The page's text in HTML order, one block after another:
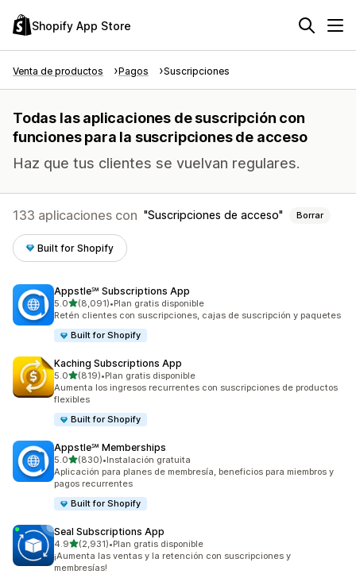
Shopify App Store
Venta de productos Pagos Suscripciones
Todas las aplicaciones de suscripción con
funciones para la suscripciones de acceso
Haz que tus clientes se vuelvan regulares.
133 aplicaciones con Suscripciones de acceso Borrar
Built for Shopify
Appstle℠ Subscriptions App
5.0de 5 estrellas
(8,091)
8091 reseñas en total
•Plan gratis disponible
Retén clientes con suscripciones, cajas de suscripción y paquetes
Built for Shopify
Kaching Subscriptions App
5.0de 5 estrellas
(819)
819 reseñas en total
•Plan gratis disponible
Aumenta los ingresos recurrentes con suscripciones de productos
flexibles
Built for Shopify
Appstle℠ Memberships
5.0de 5 estrellas
(830)
830 reseñas en total
•Instalación gratuita
Aplicación para planes de membresía, beneficios para miembros y
pagos recurrentes
Built for Shopify
Seal Subscriptions App
4.9de 5 estrellas
(2,931)
2931 reseñas en total
•Plan gratis disponible
¡Aumenta las ventas y la retención con suscripciones y
membresías!